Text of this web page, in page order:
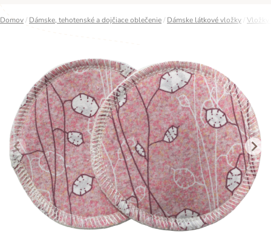
Domov/ Dámske, tehotenské a dojčiace oblečenie/ Dámske látkové vložky Vložky